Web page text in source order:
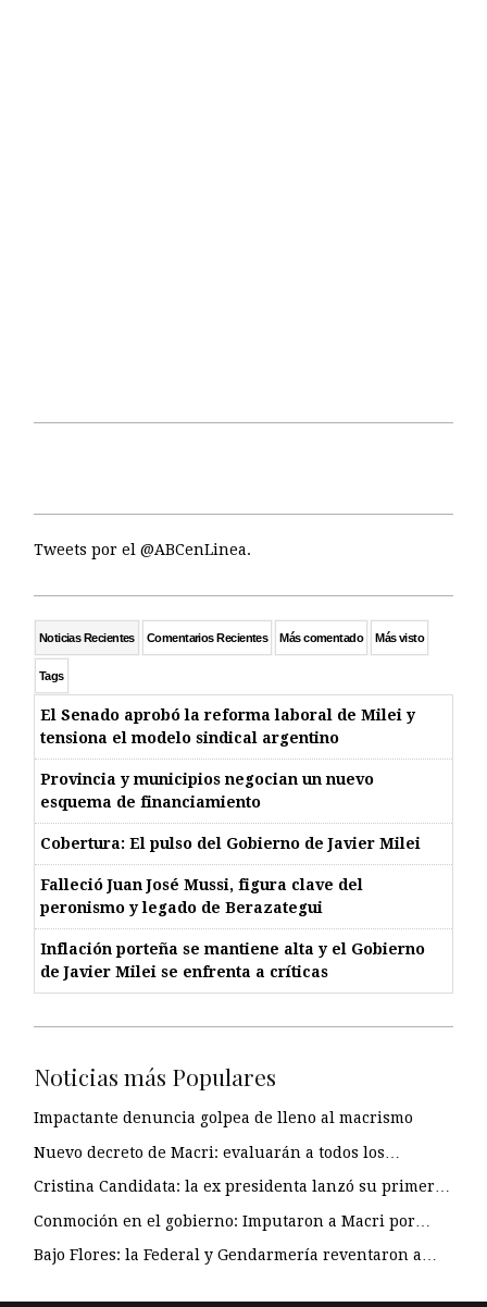
Tweets por el @ABCenLinea.
Noticias Recientes Comentarios Recientes Más comentado Más visto
Tags
El Senado aprobó la reforma laboral de Milei y
tensiona el modelo sindical argentino
Provincia y municipios negocian un nuevo
esquema de financiamiento
Cobertura: El pulso del Gobierno de Javier Milei
Falleció Juan José Mussi, figura clave del
peronismo y legado de Berazategui
Inflación porteña se mantiene alta y el Gobierno
de Javier Milei se enfrenta a críticas
Noticias más Populares
Impactante denuncia golpea de lleno al macrismo
Nuevo decreto de Macri: evaluarán a todos los…
Cristina Candidata: la ex presidenta lanzó su primer…
Conmoción en el gobierno: Imputaron a Macri por…
Bajo Flores: la Federal y Gendarmería reventaron a…